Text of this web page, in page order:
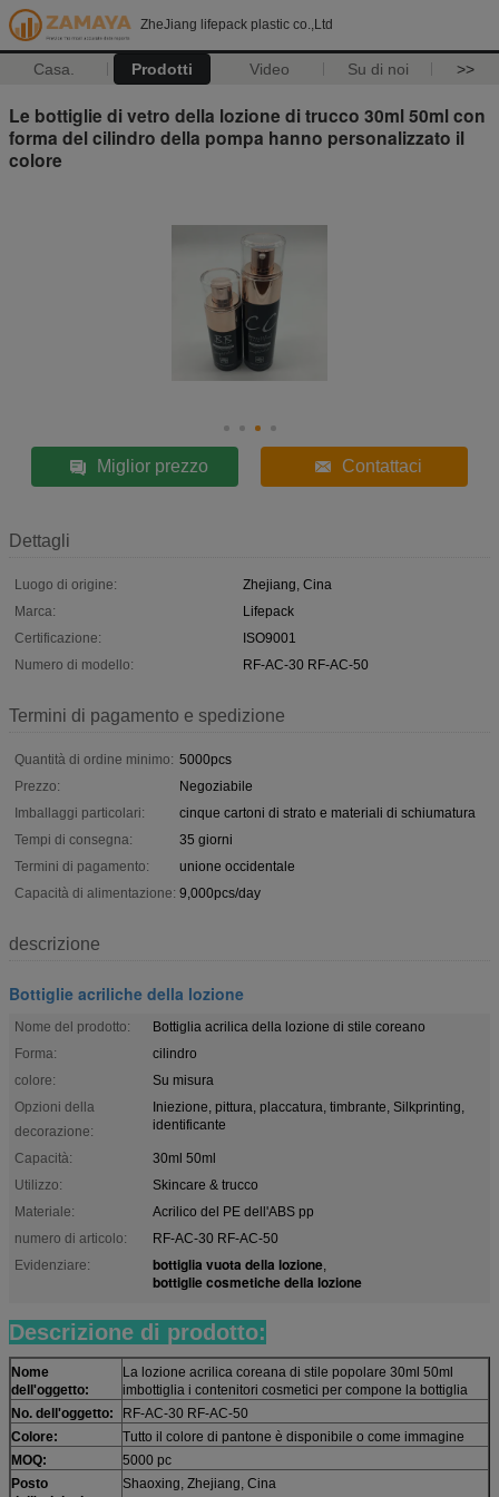
ZheJiang lifepack plastic co.,Ltd
Casa. Prodotti Video Su di noi >>
Le bottiglie di vetro della lozione di trucco 30ml 50ml con
forma del cilindro della pompa hanno personalizzato il
colore
Miglior prezzo Contattaci
Dettagli
Luogo di origine:
Zhejiang, Cina
Marca:
Lifepack
Certificazione:
ISO9001
Numero di modello:
RF-AC-30 RF-AC-50
Termini di pagamento e spedizione
Quantità di ordine minimo: 5000pcs
Prezzo:
Negoziabile
Imballaggi particolari:
cinque cartoni di strato e materiali di schiumatura
Tempi di consegna:
35 giorni
Termini di pagamento:
unione occidentale
Capacità di alimentazione: 9,000pcs/day
descrizione
Bottiglie acriliche della lozione
Nome del prodotto:
Bottiglia acrilica della lozione di stile coreano
Forma:
cilindro
colore:
Su misura
Opzioni della
decorazione:
Iniezione, pittura, placcatura, timbrante, Silkprinting,
identificante
Capacità:
30ml 50ml
Utilizzo:
Skincare & trucco
Materiale:
Acrilico del PE dell'ABS pp
numero di articolo:
RF-AC-30 RF-AC-50
Evidenziare:
bottiglia vuota della lozione,
bottiglie cosmetiche della lozione
Descrizione di prodotto:
Nome
dell'oggetto:
La lozione acrilica coreana di stile popolare 30ml 50ml
imbottiglia i contenitori cosmetici per compone la bottiglia
No. dell'oggetto:
RF-AC-30 RF-AC-50
Colore:
Tutto il colore di pantone è disponibile o come immagine
MOQ:
5000 pc
Posto
Shaoxing, Zhejiang, Cina